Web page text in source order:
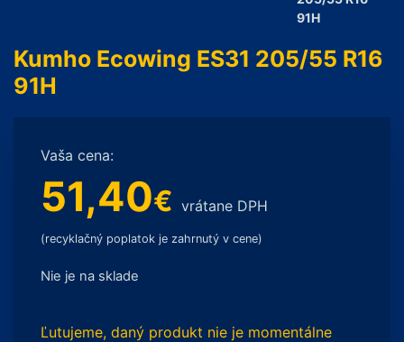
91H
Kumho Ecowing ES31 205/55 R16
91H
Vaša cena:
51,40€ vrátane DPH
(recyklačný poplatok je zahrnutý v cene)
Nie je na sklade
Ľutujeme, daný produkt nie je momentálne